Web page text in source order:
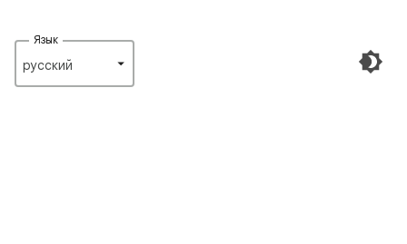
Язык
русский‎